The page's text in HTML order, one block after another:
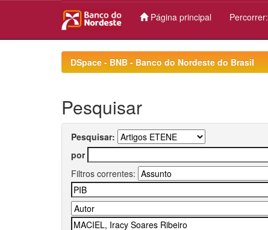
Página principal Percorrer:
DSpace - BNB - Banco do Nordeste do Brasil
Pesquisar
Pesquisar:
por
Filtros correntes: